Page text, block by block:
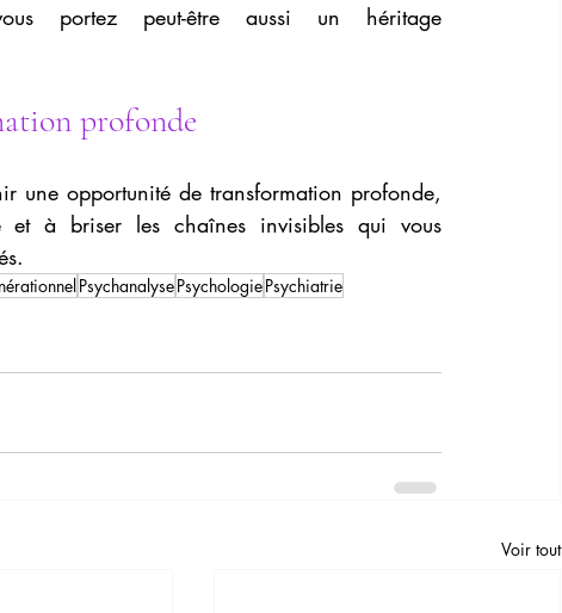
portez peut-être aussi un héritage
profonde
une opportunité de transformation profonde,
à briser les chaînes invisibles qui vous
PsychanalysePsychologiePsychiatrie
Voir tout